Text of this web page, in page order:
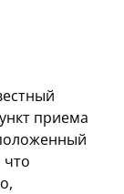
приема